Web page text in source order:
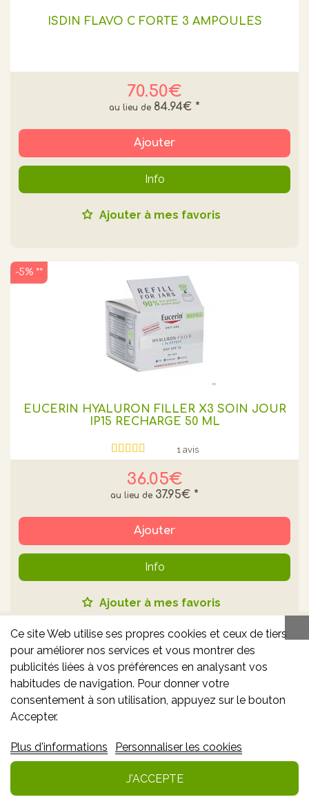
ISDIN FLAVO C FORTE 3 AMPOULES
70.50€
84.94€ *
Ajouter
Info
Ajouter à mes favoris
EUCERIN HYALURON FILLER X3 SOIN JOUR
IP15 RECHARGE 50 ML
1 avis
36.05€
37.95€ *
-5% **
Ajouter
Info
Ajouter à mes favoris
AVENE HYALURON ACTIV SERUM 30 ML
Ce site Web utilise ses propres cookies et ceux de tiers
pour améliorer nos services et vous montrer des
publicités liées à vos préférences en analysant vos
habitudes de navigation. Pour donner votre
consentement à son utilisation, appuyez sur le bouton
Accepter.
Plus d'informations Personnaliser les cookies
J'ACCEPTE